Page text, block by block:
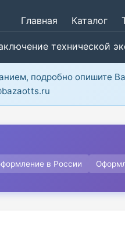
Главная Каталог
технической
подробно опишите
в России